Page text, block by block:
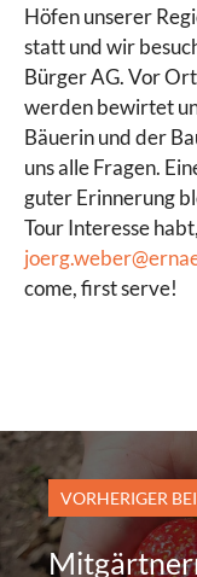
Höfen unserer
statt und wir
Bürger AG. Vor
werden bewirtet
Bäuerin und der
uns alle Fragen.
guter Erinnerung
Tour Interesse
come, first serve!
VORHERIGER